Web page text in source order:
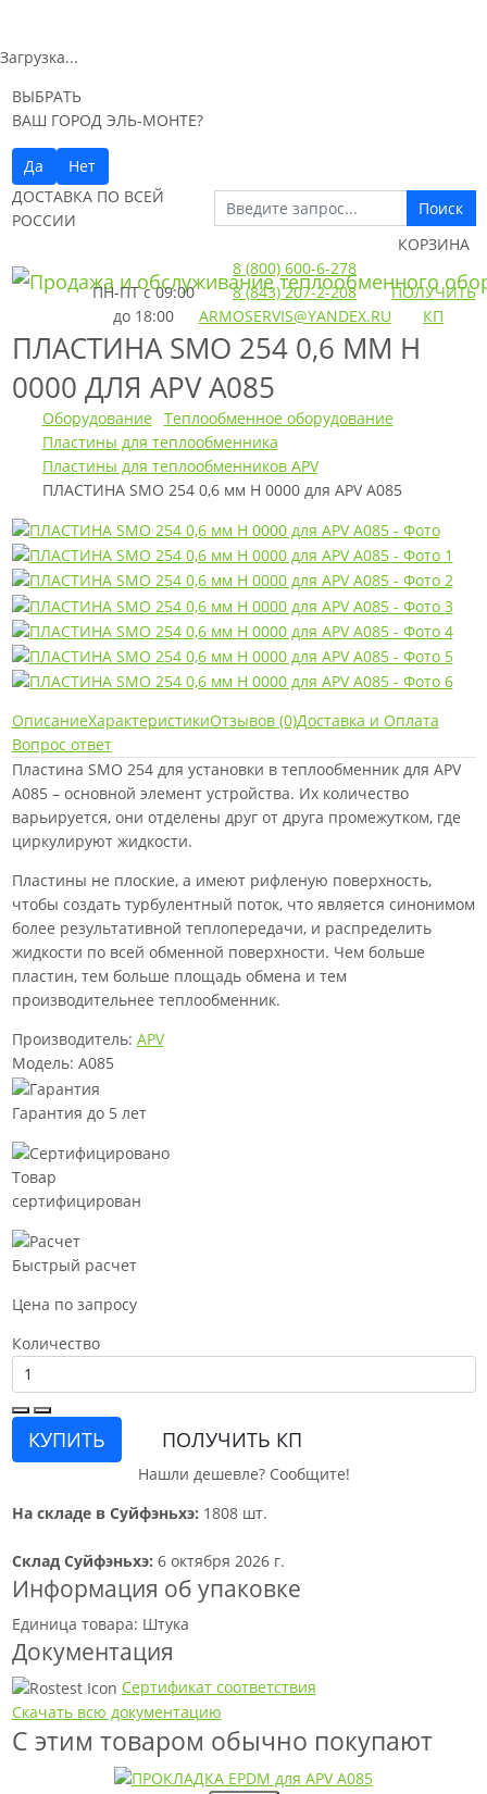
Загрузка...
ВЫБРАТЬ
ВАШ ГОРОД ЭЛЬ-МОНТЕ?
Да
Нет
ДОСТАВКА ПО ВСЕЙ
РОССИИ
Поиск
ПН-ПТс 09:00
до 18:00
8 (800) 600-6-278
8 (843) 207-2-208
ARMOSERVIS@YANDEX.RU
КОРЗИНА
ПОЛУЧИТЬ
КП
ПЛАСТИНА SMO 254 0,6 ММ H
0000 ДЛЯ APV A085
Оборудование
Теплообменное оборудование
Пластины для теплообменника
Пластины для теплообменников APV
ПЛАСТИНА SMO 254 0,6 мм H 0000 для APV A085
ОписаниеХарактеристикиОтзывов (0)Доставка и Оплата
Вопрос ответ
Пластина SMO 254 для установки в теплообменник для APV
A085 – основной элемент устройства. Их количество
варьируется, они отделены друг от друга промежутком, где
циркулируют жидкости.
Пластины не плоские, а имеют рифленую поверхность,
чтобы создать турбулентный поток, что является синонимом
более результативной теплопередачи, и распределить
жидкости по всей обменной поверхности. Чем больше
пластин, тем больше площадь обмена и тем
производительнее теплообменник.
Производитель: APV
Модель: A085
Гарантия до 5 лет
Товар
сертифицирован
Быстрый расчет
Цена по запросу
Количество
КУПИТЬ ПОЛУЧИТЬ КП
Нашли дешевле? Сообщите!
На складе в Суйфэньхэ: 1808 шт.
Склад Суйфэньхэ: 6 октября 2026 г.
Информация об упаковке
Единица товара: Штука
Документация
Сертификат соответствия
Скачать всю документацию
С этим товаром обычно покупают